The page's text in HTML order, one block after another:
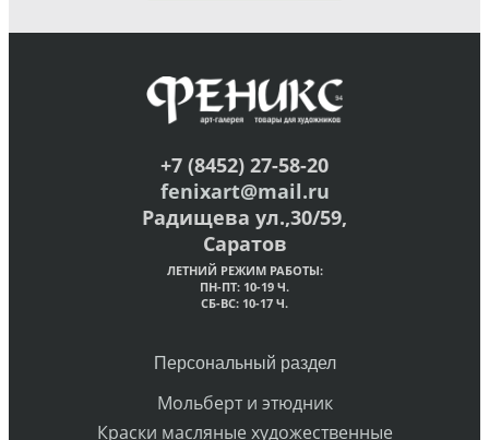
+7 (8452) 27-58-20
fenixart@mail.ru
Радищева ул.,30/59,
Саратов
ЛЕТНИЙ РЕЖИМ РАБОТЫ:
ПН-ПТ: 10-19 Ч.
СБ-ВС: 10-17 Ч.
Персональный раздел
Мольберт и этюдник
Краски масляные художественные